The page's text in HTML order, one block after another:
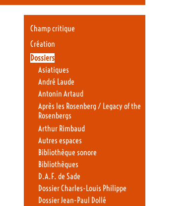
Champ critique
Création
Dossiers
Asiatiques
André Laude
Antonin Artaud
Après les Rosenberg / Legacy of the
Rosenbergs
Arthur Rimbaud
Autres espaces
Bibliothèque sonore
Bibliothèques
D.A.F. de Sade
Dossier Charles-Louis Philippe
Dossier Jean-Paul Dollé